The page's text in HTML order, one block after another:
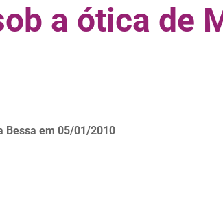
a ótica de
Bessa em 05/01/2010